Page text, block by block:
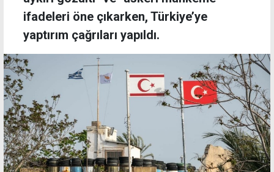
ifadeleri öne çıkarken, Türkiye’ye
yaptırım çağrıları yapıldı.